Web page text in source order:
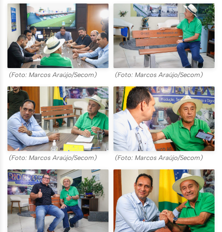
(Foto: Marcos Araújo/Secom) (Foto: Marcos Araújo/Secom)
(Foto: Marcos Araújo/Secom) (Foto: Marcos Araújo/Secom)